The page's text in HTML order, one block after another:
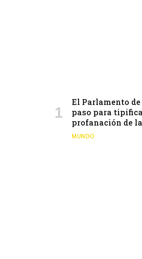
El Parlamento
paso para
profanación de
MUNDO